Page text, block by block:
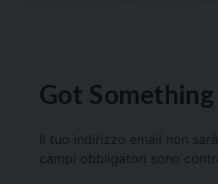
Got Something
Il tuo indirizzo email non
campi obbligatori sono